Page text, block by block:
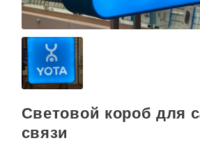
Световой короб для
связи